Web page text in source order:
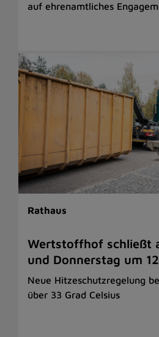
auf ehrenamtliches
Rathaus
Wertstoffhof schließt
und Donnerstag um
Neue Hitzeschutzregelung
über 33 Grad Celsius